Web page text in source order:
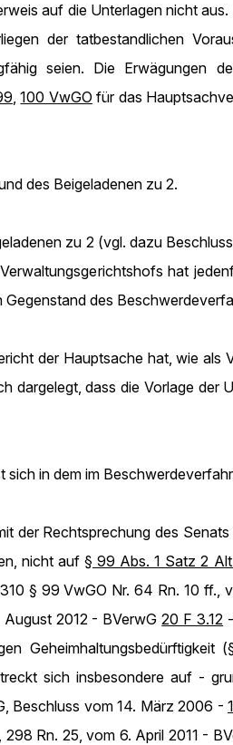
auf die Unterlagen nicht
der tatbestandlichen
seien. Die Erwägungen
,100 VwGO für das
des Beigeladenen zu 2.
zu 2 (vgl. dazu
hat
des
der Hauptsache hat, wie
dargelegt, dass die Vorlage
in dem im
der Rechtsprechung des
nicht auf§ 99 Abs. 1 Satz 2
§ 99 VwGO Nr. 64 Rn. 10 ff.,
August 2012 - BVerwG20 F 3.12
Geheimhaltungsbedürftigkeit (
sich insbesondere auf -
Beschluss vom 14. März 2006 -
298 Rn. 25, vom 6. April 2011 -